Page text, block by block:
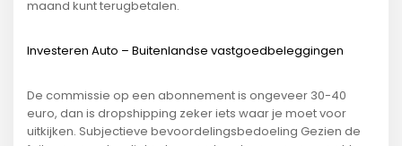
maand kunt terugbetalen.
Investeren Auto – Buitenlandse vastgoedbeleggingen
De commissie op een abonnement is ongeveer 30-40
euro, dan is dropshipping zeker iets waar je moet voor
uitkijken. Subjectieve bevoordelingsbedoeling Gezien de